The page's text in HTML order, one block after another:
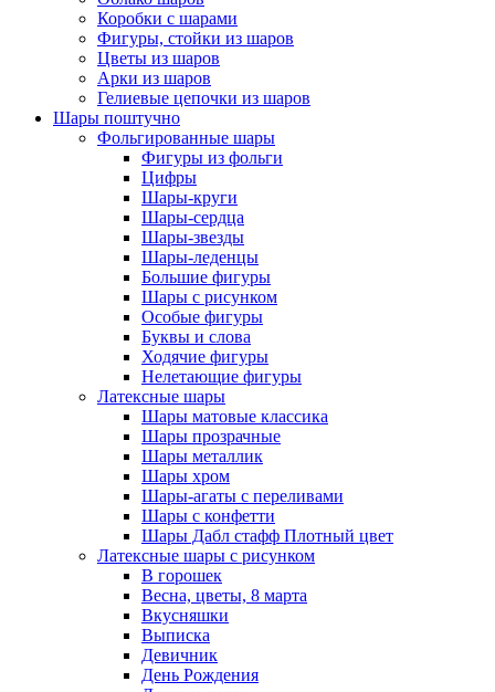
Коробки с шарами
Фигуры, стойки из шаров
Цветы из шаров
Арки из шаров
Гелиевые цепочки из шаров
Шары поштучно
Фольгированные шары
Фигуры из фольги
Цифры
Шары-круги
Шары-сердца
Шары-звезды
Шары-леденцы
Большие фигуры
Шары с рисунком
Особые фигуры
Буквы и слова
Ходячие фигуры
Нелетающие фигуры
Латексные шары
Шары матовые классика
Шары прозрачные
Шары металлик
Шары хром
Шары-агаты с переливами
Шары с конфетти
Шары Дабл стафф Плотный цвет
Латексные шары с рисунком
В горошек
Весна, цветы, 8 марта
Вкусняшки
Выписка
Девичник
День Рождения